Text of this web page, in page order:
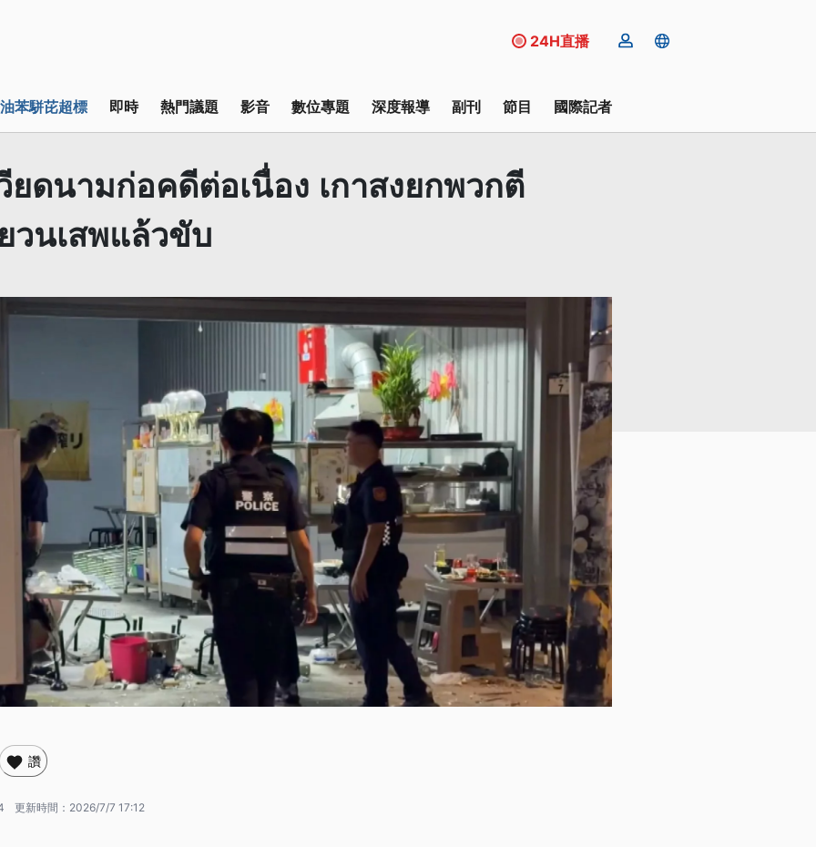
24H直播
苯駢芘超標 即時 熱門議題 影音 數位專題 深度報導 副刊 節目 國際記者
ยดนามก่อคดีต่อเนื่อง เกาสงยกพวกตี
วนเสพแล้วขับ
讚
更新時間： 2026/7/7 17:12